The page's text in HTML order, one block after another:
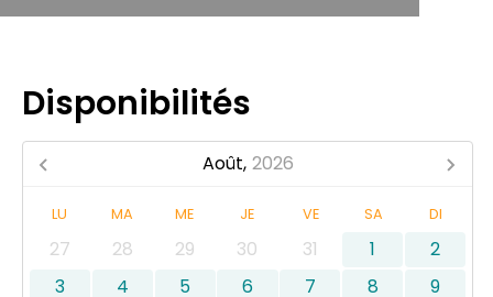
Disponibilités
Août, 2026
LU MA ME JE VE SA DI
27 28 29 30 31 1
2
3
4 5 6 7 8
9